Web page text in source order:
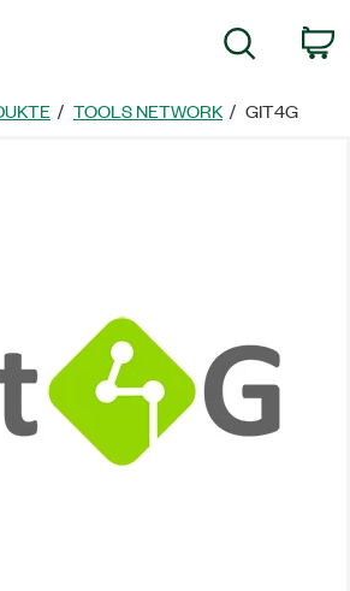
Suche
TOOLS NETWORK GIT4G